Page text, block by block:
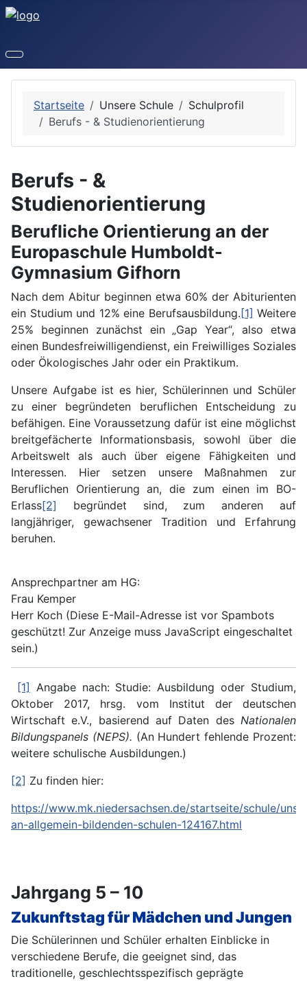
Startseite Unsere Schule
Schulprofil
Berufs - & Studienorientierung
Berufs - &
Studienorientierung
Berufliche Orientierung an der
Europaschule Humboldt-
Gymnasium Gifhorn
Nach dem Abitur beginnen etwa 60% der Abiturienten
ein Studium und 12% eine Berufsausbildung.[1] Weitere
25% beginnen zunächst ein „Gap Year“, also etwa
einen Bundesfreiwilligendienst, ein Freiwilliges Soziales
oder Ökologisches Jahr oder ein Praktikum.
Unsere Aufgabe ist es hier, Schülerinnen und Schüler
zu einer begründeten beruflichen Entscheidung zu
befähigen. Eine Voraussetzung dafür ist eine möglichst
breitgefächerte Informationsbasis, sowohl über die
Arbeitswelt als auch über eigene Fähigkeiten und
Interessen. Hier setzen unsere Maßnahmen zur
Beruflichen Orientierung an, die zum einen im BO-
Erlass[2] begründet sind, zum anderen auf
langjähriger, gewachsener Tradition und Erfahrung
beruhen.
Ansprechpartner am HG:
Frau Kemper
Herr Koch (Diese E-Mail-Adresse ist vor Spambots
geschützt! Zur Anzeige muss JavaScript eingeschaltet
sein.)
[1] Angabe nach: Studie: Ausbildung oder Studium,
Oktober 2017, hrsg. vom Institut der deutschen
Wirtschaft e.V., basierend auf Daten des Nationalen
Bildungspanels (NEPS). (An Hundert fehlende Prozent:
weitere schulische Ausbildungen.)
[2] Zu finden hier:
https://www.mk.niedersachsen.de/startseite/schule/
an-allgemein-bildenden-schulen-124167.html
Jahrgang 5 – 10
Zukunftstag für Mädchen und Jungen
Die Schülerinnen und Schüler erhalten Einblicke in
verschiedene Berufe, die geeignet sind, das
traditionelle, geschlechtsspezifisch geprägte